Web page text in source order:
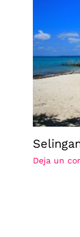
Deja un